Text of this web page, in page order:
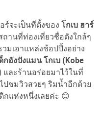
จะเป็นที่ตั้งของ โกเบ ฮาร์
ถานที่ท่องเที่ยวชื่อดังใกล้ๆ
วมเอาแหล่งช้อปปิ้งอย่าง
อังปังแมน โกเบ (Kobe
และร้านอร่อยมาไว้ในที่
ปชมวิวสวยๆ ริมน้ำอีกด้วย
กแห่งหนึ่งเลยค่ะ 😊